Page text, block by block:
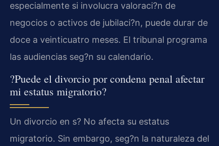
especialmente si involucra valoraci?n de
negocios o activos de jubilaci?n, puede durar de
doce a veinticuatro meses. El tribunal programa
las audiencias seg?n su calendario.
?Puede el divorcio por condena penal afectar
mi estatus migratorio?
Un divorcio en s? No afecta su estatus
migratorio. Sin embargo, seg?n la naturaleza del